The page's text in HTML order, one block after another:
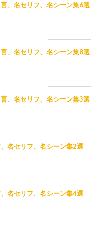
、名セリフ、名シーン集6選
、名セリフ、名シーン集8選
、名セリフ、名シーン集3選
名セリフ、名シーン集2選
名セリフ、名シーン集4選